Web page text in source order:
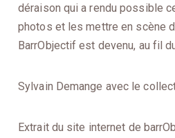
déraison qui a rendu possible
photos et les mettre en scène
BarrObjectif est devenu, au fil
Sylvain Demange avec le
Extrait du site internet de